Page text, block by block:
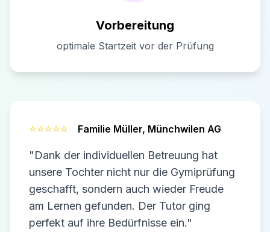
Vorbereitung
optimale Startzeit vor der Prüfung
⭐⭐⭐⭐⭐ Familie Müller, Münchwilen AG
"Dank der individuellen Betreuung hat
unsere Tochter nicht nur die Gymiprüfung
geschafft, sondern auch wieder Freude
am Lernen gefunden. Der Tutor ging
perfekt auf ihre Bedürfnisse ein."